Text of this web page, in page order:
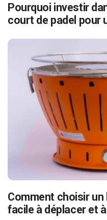
Pourquoi investir
court de padel pour
Comment choisir
facile à déplacer et